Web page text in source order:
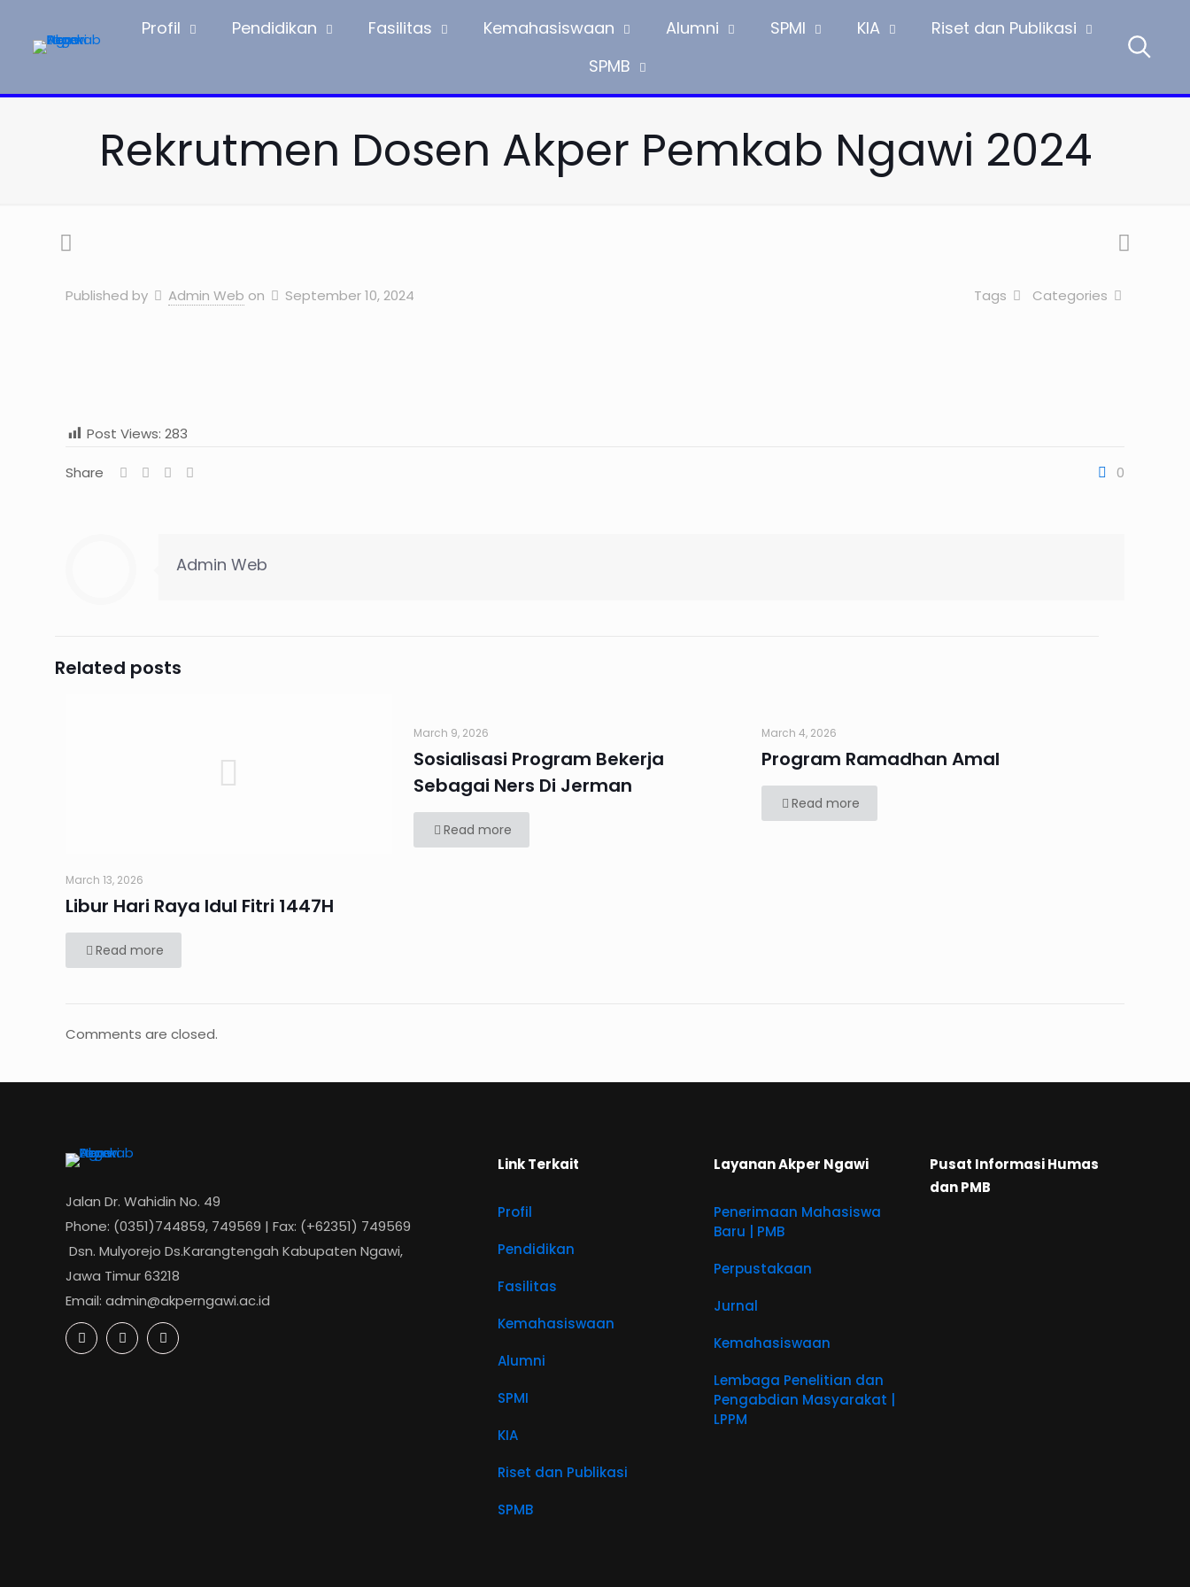
Profil Pendidikan Fasilitas Kemahasiswaan Alumni SPMI KIA
Riset dan Publikasi
SPMB
Rekrutmen Dosen Akper Pemkab Ngawi 2024
Published by Admin Web on September 10, 2024 Categories
Tags
Post Views: 283
Share 0
Admin Web
Related posts
March 13, 2026
Libur Hari Raya Idul Fitri 1447H
Read more
March 9, 2026
Sosialisasi Program Bekerja
Sebagai Ners Di Jerman
Read more
March 4, 2026
Program Ramadhan Amal
Read more
Comments are closed.
Jalan Dr. Wahidin No. 49
Phone: (0351)744859, 749569 | Fax: (+62351) 749569
Dsn. Mulyorejo Ds.Karangtengah Kabupaten Ngawi,
Jawa Timur 63218
Email: admin@akperngawi.ac.id
Link Terkait
Profil
Pendidikan
Fasilitas
Kemahasiswaan
Alumni
SPMI
KIA
Riset dan Publikasi
SPMB
Layanan Akper Ngawi
Penerimaan Mahasiswa
Baru | PMB
Perpustakaan
Jurnal
Kemahasiswaan
Lembaga Penelitian dan
Pengabdian Masyarakat |
LPPM
Pusat Informasi Humas
dan PMB